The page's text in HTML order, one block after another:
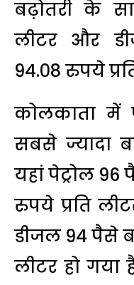
बढ़ोतरी के
लीटर और
94.08 रुपये
कोलकाता में
सबसे ज्यादा
यहां पेट्रोल 96
रुपये प्रति
डीजल 94 पैसे
लीटर हो गया